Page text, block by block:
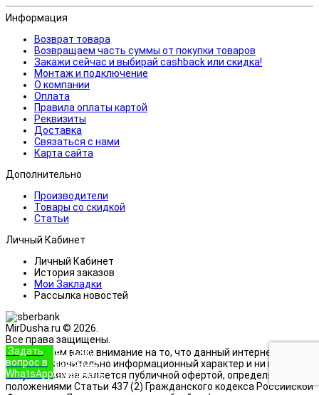
Информация
Возврат товара
Возвращаем часть суммы от покупки товаров
Закажи сейчас и выбирай cashback или скидка!
Монтаж и подключение
О компании
Оплата
Правила оплаты картой
Реквизиты
Доставка
Связаться с нами
Карта сайта
Дополнительно
Производители
Товары со скидкой
Статьи
Личный Кабинет
Личный Кабинет
История заказов
Мои Закладки
Рассылка новостей
MirDusha.ru © 2026.
Все права защищены.
Обращаем ваше внимание на то, что данный интернет-сайт
носит исключительно информационный характер и ни при каких
условиях не является публичной офертой, определяемой
положениями Статьи 437 (2) Гражданского кодекса Российской
Задать
вопрос в
WhatsApp
+7 (933)
888-8322
Позвонить